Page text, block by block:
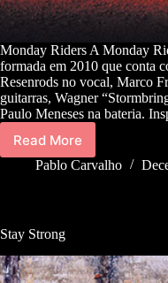
Monday Riders A Monday
formada em 2010 que conta
Resenrods no vocal, Marco
guitarras, Wagner
Paulo Meneses na bateria.
Read More
Pablo Carvalho
Stay Strong